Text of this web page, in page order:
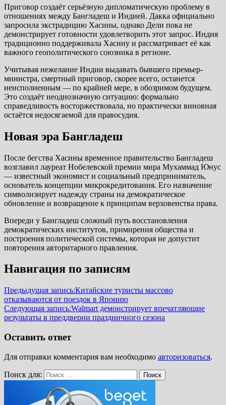
Приговор создаёт серьёзную дипломатическую проблему в
отношениях между Бангладеш и Индией. Дакка официально
запросила экстрадицию Хасины, однако Дели пока не
демонстрирует готовности удовлетворить этот запрос. Индия
традиционно поддерживала Хасину и рассматривает её как
важного геополитического союзника в регионе.
Учитывая нежелание Индии выдавать бывшего премьер-
министра, смертный приговор, скорее всего, останется
неисполненным — по крайней мере, в обозримом будущем.
Это создаёт неоднозначную ситуацию: формально
справедливость восторжествовала, но практически виновная
остаётся недосягаемой для правосудия.
Новая эра Бангладеш
После бегства Хасины временное правительство Бангладеш
возглавил лауреат Нобелевской премии мира Мухаммад Юнус
— известный экономист и социальный предприниматель,
основатель концепции микрокредитования. Его назначение
символизирует надежду страны на демократическое
обновление и возвращение к принципам верховенства права.
Впереди у Бангладеш сложный путь восстановления
демократических институтов, примирения общества и
построения политической системы, которая не допустит
повторения авторитарного правления.
Навигация по записям
Предыдущая запись:Китайские туристы массово
отказываются от поездок в Японию
Следующая запись:Walmart демонстрирует впечатляющие
результаты в преддверии праздничного сезона
Оставить ответ
Для отправки комментария вам необходимо авторизоваться.
Поиск для: Поиск